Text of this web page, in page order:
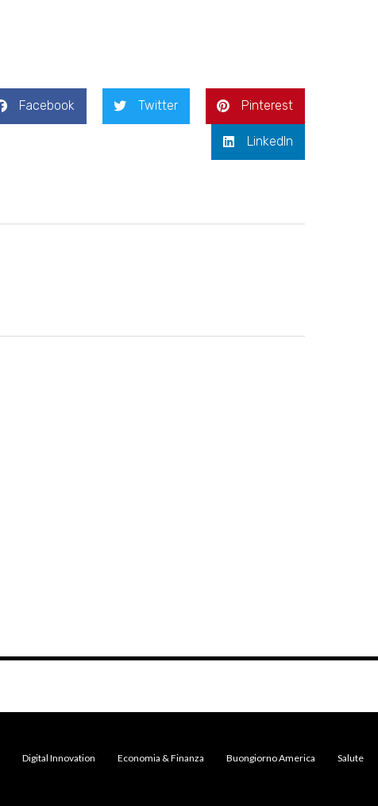
Facebook Twitter Pinterest
LinkedIn
Digital Innovation Economia & Finanza Buongiorno America Salute